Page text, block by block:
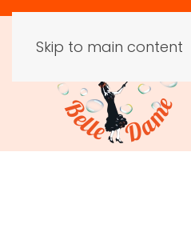
Skip to main content